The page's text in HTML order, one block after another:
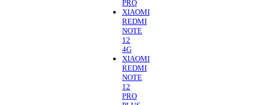
PRO
XIAOMI
REDMI
NOTE
12
4G
XIAOMI
REDMI
NOTE
12
PRO